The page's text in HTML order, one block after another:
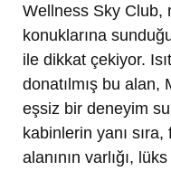
Wellness Sky Club,
konuklarına
ile dikkat çekiyor.
donatılmış bu alan,
eşsiz bir deneyim
kabinlerin yanı
alanının varlığı,